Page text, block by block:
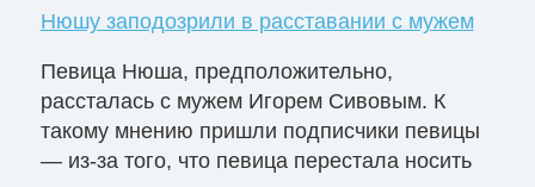
Нюшу заподозрили в расставании с мужем
Певица Нюша, предположительно,
рассталась с мужем Игорем Сивовым. К
такому мнению пришли подписчики певицы
— из-за того, что певица перестала носить